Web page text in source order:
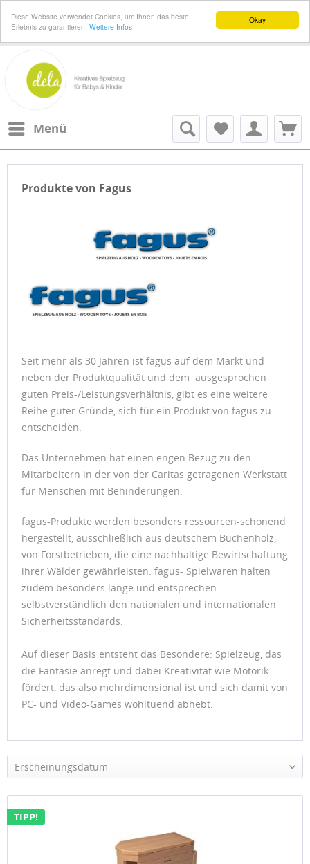
Okay
Diese Website verwendet Cookies, um Ihnen das beste
Erlebnis zu garantieren. Weitere Infos
Menü
Produkte von Fagus
Seit mehr als 30 Jahren ist fagus auf dem Markt und
neben der Produktqualität und dem ausgesprochen
guten Preis-/Leistungsverhältnis, gibt es eine weitere
Reihe guter Gründe, sich für ein Produkt von fagus zu
entscheiden.
Das Unternehmen hat einen engen Bezug zu den
Mitarbeitern in der von der Caritas getragenen Werkstatt
für Menschen mit Behinderungen.
fagus-Produkte werden besonders ressourcen-schonend
hergestellt, ausschließlich aus deutschem Buchenholz,
von Forstbetrieben, die eine nachhaltige Bewirtschaftung
ihrer Wälder gewährleisten. fagus- Spielwaren halten
zudem besonders lange und entsprechen
selbstverständlich den nationalen und internationalen
Sicherheitsstandards.
Auf dieser Basis entsteht das Besondere: Spielzeug, das
die Fantasie anregt und dabei Kreativität wie Motorik
fördert, das also mehrdimensional ist und sich damit von
PC- und Video-Games wohltuend abhebt.
Erscheinungsdatum
TIPP!